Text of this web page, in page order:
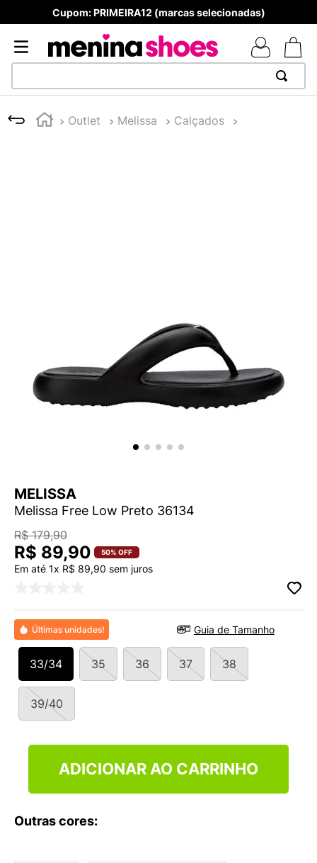
Cupom: PRIMEIRA12 (marcas selecionadas)
Melissa Chinelos
MELISSA
Melissa Free Low Preto 36134
R$ 179,90
R$ 89,90 50% OFF
Em até 1x R$ 89,90 sem juros
Últimas unidades! Guia de Tamanho
33/34 35 36 37 38
39/40
ADICIONAR AO CARRINHO
Outras cores:
1
TÊNIS NEWS BALANCE 530
VANS TÊNIS VANS ULTRARANGE
NEW BALANCE 204L